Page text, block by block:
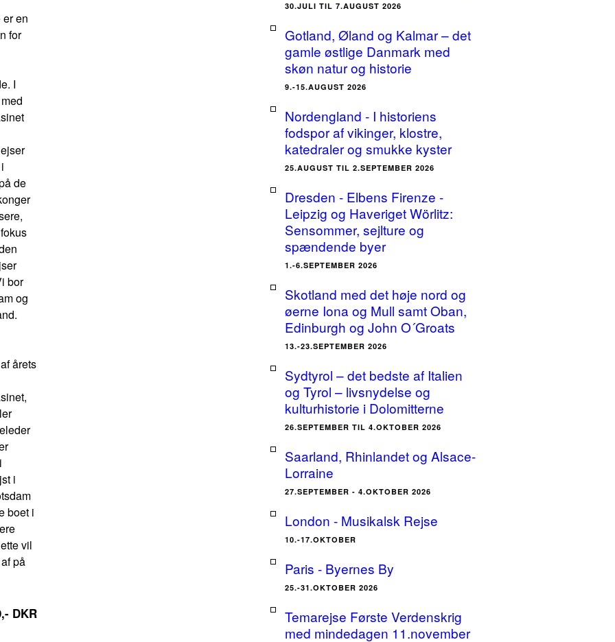
en
for
I
de
bor
og
årets
i
boet i
vil
på
DKR
30.JULI TIL 7.AUGUST 2026
Gotland, Øland og Kalmar – det
gamle østlige Danmark med
skøn natur og historie
9.-15.AUGUST 2026
Nordengland - I historiens
fodspor af vikinger, klostre,
katedraler og smukke kyster
25.AUGUST TIL 2.SEPTEMBER 2026
Dresden - Elbens Firenze -
Leipzig og Haveriget Wörlitz:
Sensommer, sejlture og
spændende byer
1.-6.SEPTEMBER 2026
Skotland med det høje nord og
øerne Iona og Mull samt Oban,
Edinburgh og John O´Groats
13.-23.SEPTEMBER 2026
Sydtyrol – det bedste af Italien
og Tyrol – livsnydelse og
kulturhistorie i Dolomitterne
26.SEPTEMBER TIL 4.OKTOBER 2026
Saarland, Rhinlandet og Alsace-
Lorraine
27.SEPTEMBER - 4.OKTOBER 2026
London - Musikalsk Rejse
10.-17.OKTOBER
Paris - Byernes By
25.-31.OKTOBER 2026
Temarejse Første Verdenskrig
med mindedagen 11.november